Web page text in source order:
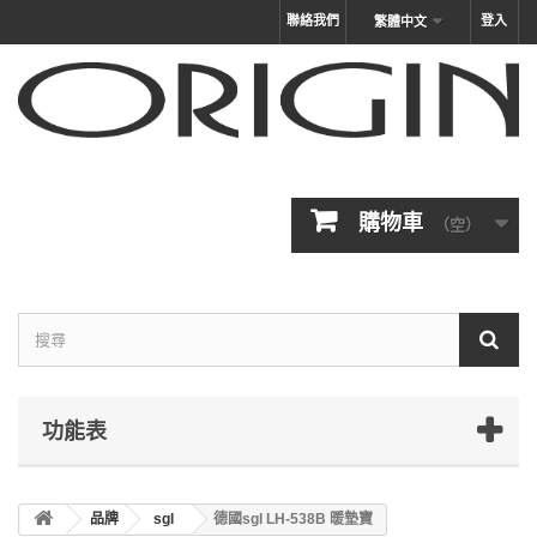
登入
繁體中文
聯絡我們
購物車 （空）
功能表
品牌 sgl 德國sgl LH-538B 暖墊寶